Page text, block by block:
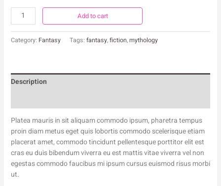
Forging
quantity
Add to cart
Category: Fantasy Tags: fantasy,fiction,mythology
Description
Platea mauris in sit aliquam commodo ipsum, pharetra tempus
proin diam metus eget quis lobortis commodo scelerisque etiam
placerat amet, commodo tincidunt pellentesque porttitor elit est
cras eu duis bibendum viverra eu est mattis vitae viverra vel non
egestas commodo faucibus mi ipsum cursus euismod risus morbi
ut.